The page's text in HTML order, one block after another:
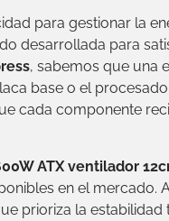
para gestionar la
desarrollada para
, sabemos que una
base o el
cada componente
ATX ventilador
en el mercado.
prioriza la